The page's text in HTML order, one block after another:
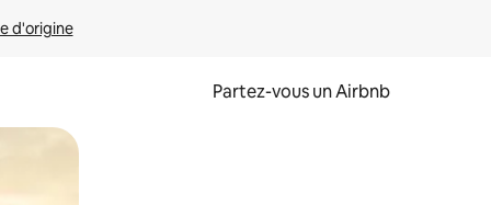
d'origine
Partez-vous un Airbnb